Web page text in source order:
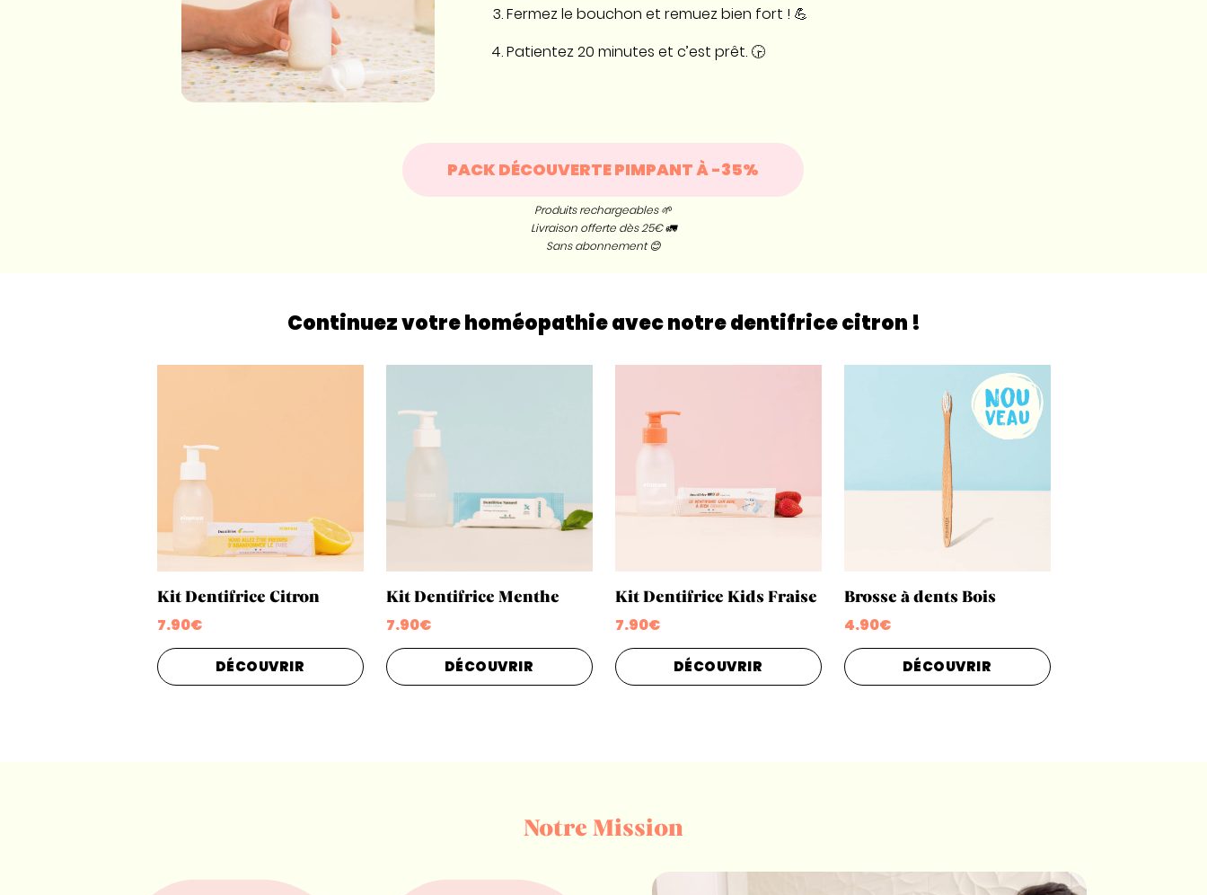
Fermez le bouchon et remuez bien fort ! 💪
Patientez 20 minutes et c’est prêt. 🕞
PACK DÉCOUVERTE PIMPANT À -35%
Produits rechargeables 🌱
Livraison offerte dès 25€ 🚛
Sans abonnement 😊
Continuez votre homéopathie avec notre dentifrice citron !
Kit Dentifrice Citron
7.90€
DÉCOUVRIR
Kit Dentifrice Menthe
7.90€
DÉCOUVRIR
Kit Dentifrice Kids Fraise
7.90€
DÉCOUVRIR
Brosse à dents Bois
4.90€
DÉCOUVRIR
Notre Mission